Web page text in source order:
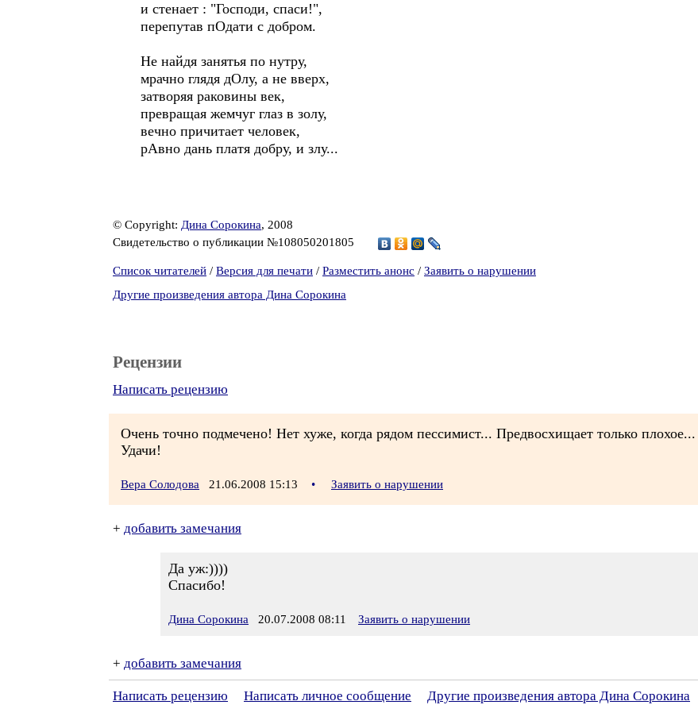
и стенает : "Господи, спаси!",
перепутав пОдати с добром.
Не найдя занятья по нутру,
мрачно глядя дОлу, а не вверх,
затворяя раковины век,
превращая жемчуг глаз в золу,
вечно причитает человек,
рАвно дань платя добру, и злу...
© Copyright: Дина Сорокина, 2008
Свидетельство о публикации №108050201805
Список читателей / Версия для печати / Разместить анонс / Заявить о нарушении
Другие произведения автора Дина Сорокина
Рецензии
Написать рецензию
Очень точно подмечено! Нет хуже, когда рядом пессимист... Предвосхищает только плохое...
Удачи!
Вера Солодова 21.06.2008 15:13 • Заявить о нарушении
+ добавить замечания
Да уж:))))
Спасибо!
Дина Сорокина 20.07.2008 08:11 Заявить о нарушении
+ добавить замечания
Написать рецензию Написать личное сообщение Другие произведения автора Дина Сорокина